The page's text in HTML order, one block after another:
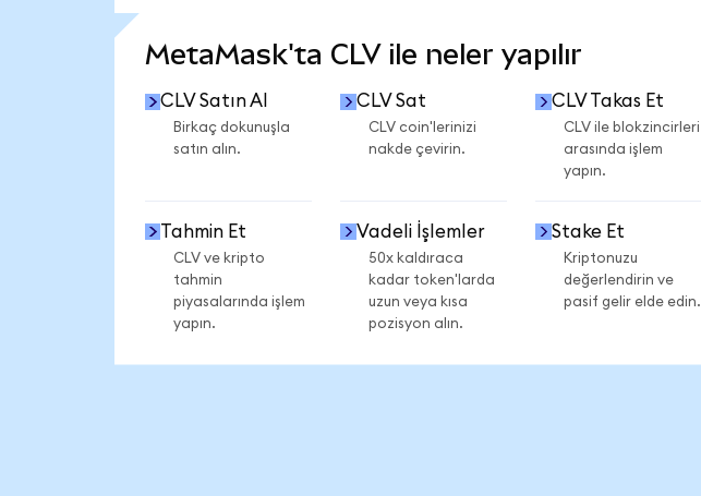
MetaMask'ta CLV ile neler yapılır
CLV Satın Al
Birkaç dokunuşla
satın alın.
CLV Sat
CLV coin'lerinizi
nakde çevirin.
CLV Takas Et
CLV ile blokzincirleri
arasında işlem
yapın.
Tahmin Et
CLV ve kripto
tahmin
piyasalarında işlem
yapın.
Vadeli İşlemler
50x kaldıraca
kadar token'larda
uzun veya kısa
pozisyon alın.
Stake Et
Kriptonuzu
değerlendirin ve
pasif gelir elde edin.